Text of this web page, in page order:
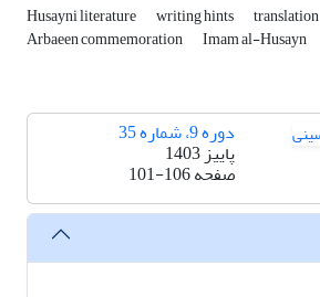
Husayni literature writing hints translation
Arbaeen commemoration Imam al-Husayn
دوره 9، شماره 35
پاییز 1403
صفحه101-106